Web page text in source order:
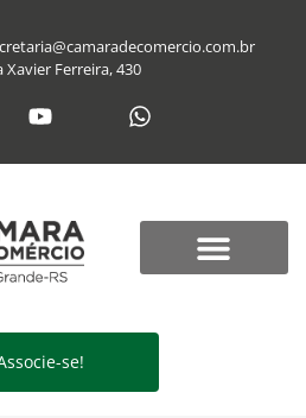
Xavier Ferreira, 430
se!